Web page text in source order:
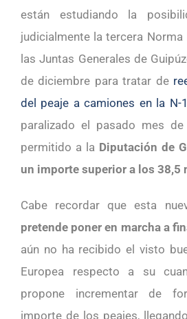
están estudiando la
judicialmente la tercera
las Juntas Generales de
de diciembre para tratar de
del peaje a camiones en la N-
paralizado el pasado mes
permitido a la Diputación de
un importe superior a los 38,5
Cabe recordar que esta
pretende poner en marcha a
aún no ha recibido el visto
Europea respecto a su
propone incrementar de
importe de los peajes,